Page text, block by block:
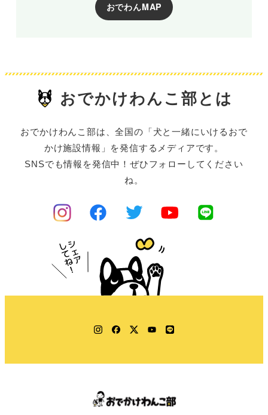
おでわんMAP
おでかけわんこ部とは
おでかけわんこ部は、全国の「犬と一緒にいけるおで
かけ施設情報」を発信するメディアです。
SNSでも情報を発信中！ぜひフォローしてください
ね。
Instagram
Facebook
TwitterYouTube
LINE